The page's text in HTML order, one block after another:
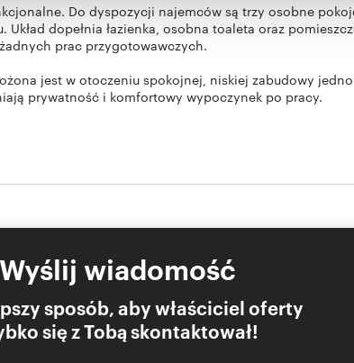
Do dyspozycji najemców są trzy osobne
dopełnia łazienka, osobna toaleta oraz
prac przygotowawczych.
jest w otoczeniu spokojnej, niskiej zabudowy
prywatność i komfortowy wypoczynek po pracy.
wjazdem z drogi asfaltowej, co gwarantuje brak
do sklepów, szkół i usług). Nowy Sącz / Gorlice:
terminu prezentacji nieruchomości.
Wyślij wiadomość
sposób, aby właściciel oferty
się z Tobą skontaktował!